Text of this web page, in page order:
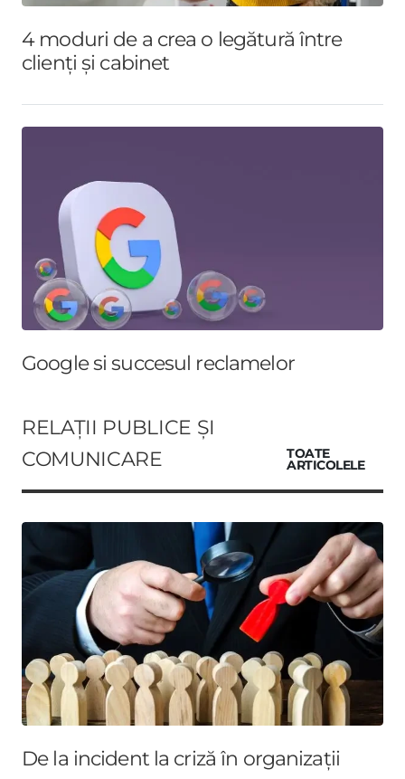
4 moduri de a crea o legătură între
clienți și cabinet
Google si succesul reclamelor
RELAȚII PUBLICE ȘI
COMUNICARE
TOATE
ARTICOLELE
De la incident la criză în organizații